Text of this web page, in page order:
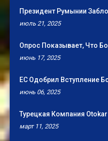
Президент Румынии
июль 21, 2025
Опрос Показывает, Что
июнь 17, 2025
ЕС Одобрил Вступление
июнь 06, 2025
Турецкая Компания
март 11, 2025